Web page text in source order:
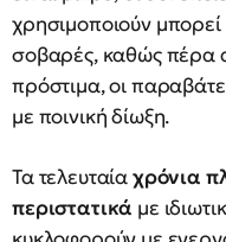
χρησιμοποιούν μπορεί
σοβαρές, καθώς πέρα
πρόστιμα, οι
με ποινική δίωξη.
Τα τελευταίαχρόνια
περιστατικά με